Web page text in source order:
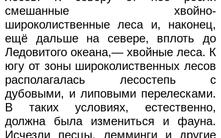
смешанные хвойно-
широколиственные леса и, наконец,
ещё дальше на севере, вплоть до
Ледовитого океана,— хвойные леса. К
югу от зоны широколиственных лесов
располагалась лесостепь с
дубовыми, и липовыми перелесками.
В таких условиях, естественно,
должна была измениться и фауна.
Исчезли песцы, лемминги и другие